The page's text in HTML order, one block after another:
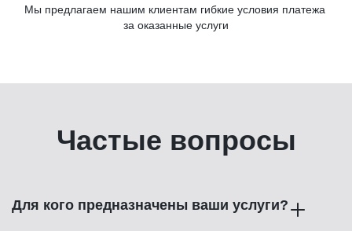
Мы предлагаем нашим клиентам гибкие условия платежа
за оказанные услуги
Частые вопросы
Для кого предназначены ваши услуги?